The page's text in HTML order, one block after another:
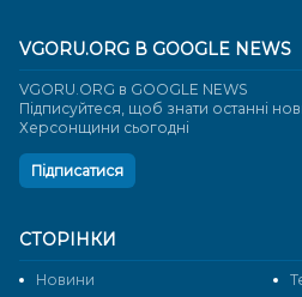
СТОРІНКИ
Новини
VGORU.ORG В GOOGLE NEWS
VGORU.ORG в GOOGLE NEWS
Підписуйтеся, щоб знати останні
Херсонщини сьогодні
Підписатися